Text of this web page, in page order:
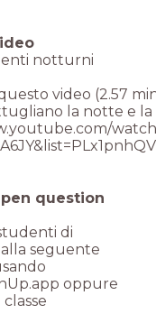
notturni
video (2.57
la notte e
question
di
seguente
oppure